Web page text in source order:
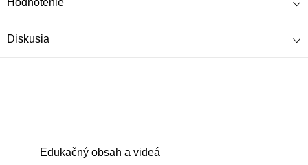
Diskusia
Edukačný obsah a videá